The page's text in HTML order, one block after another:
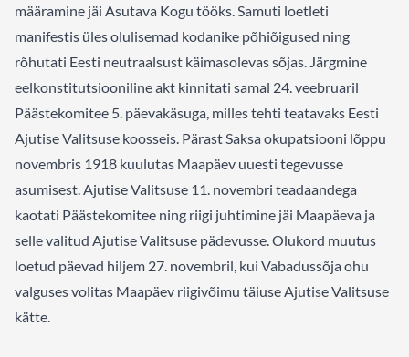
määramine jäi Asutava Kogu tööks. Samuti loetleti
manifestis üles olulisemad kodanike põhiõigused ning
rõhutati Eesti neutraalsust käimasolevas sõjas. Järgmine
eelkonstitutsiooniline akt kinnitati samal 24. veebruaril
Päästekomitee 5. päevakäsuga, milles tehti teatavaks Eesti
Ajutise Valitsuse koosseis. Pärast Saksa okupatsiooni lõppu
novembris 1918 kuulutas Maapäev uuesti tegevusse
asumisest. Ajutise Valitsuse 11. novembri teadaandega
kaotati Päästekomitee ning riigi juhtimine jäi Maapäeva ja
selle valitud Ajutise Valitsuse pädevusse. Olukord muutus
loetud päevad hiljem 27. novembril, kui Vabadussõja ohu
valguses volitas Maapäev riigivõimu täiuse Ajutise Valitsuse
kätte.